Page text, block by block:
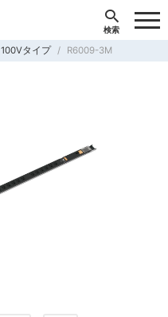
100Vタイプ R6009-3M